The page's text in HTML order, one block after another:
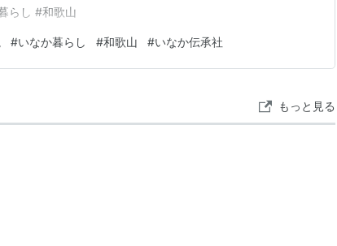
らし #和歌山
#いなか暮らし #和歌山 #いなか伝承社
もっと見る